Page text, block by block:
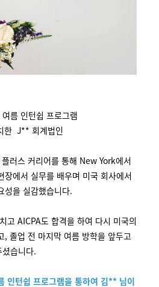
름 인턴쉽 프로그램
한 J** 회계법인
러스 커리어를 통해 New York에서
장에서 실무를 배우며 미국 회사에서
성을 실감했습니다.
고 AICPA도 합격을 하여 다시 미국의
, 졸업 전 마지막 여름 방학을 앞두고
습니다.
인턴쉽 프로그램을 통하여 김** 님이